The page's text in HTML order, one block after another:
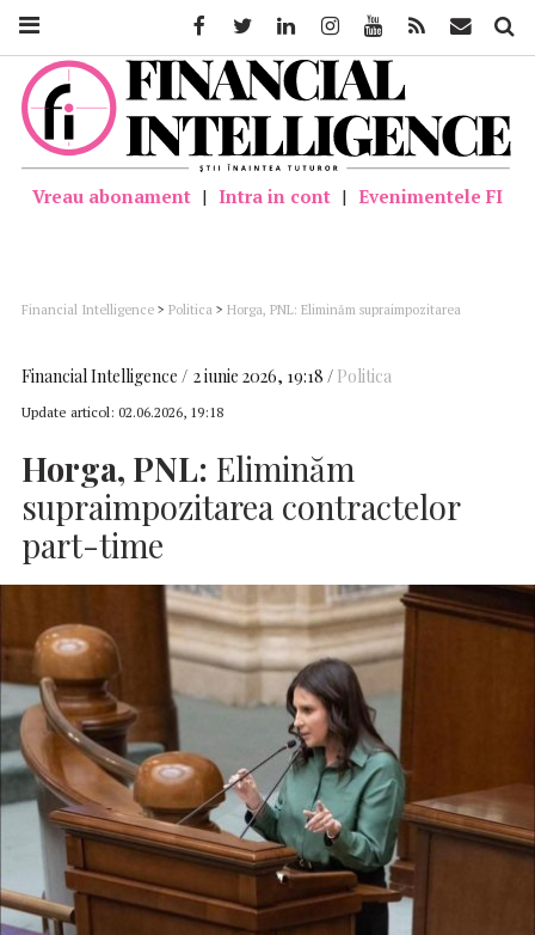
Vreau abonament | Intra in cont | Evenimentele FI
Financial Intelligence > Politica > Horga, PNL: Eliminăm supraimpozitarea
Financial Intelligence 2 iunie 2026, 19:18 Politica
Update articol: 02.06.2026, 19:18
Horga, PNL: Eliminăm
supraimpozitarea contractelor
part-time
FacebookTwitter LinkedinInstagramYoutube Feed Mail